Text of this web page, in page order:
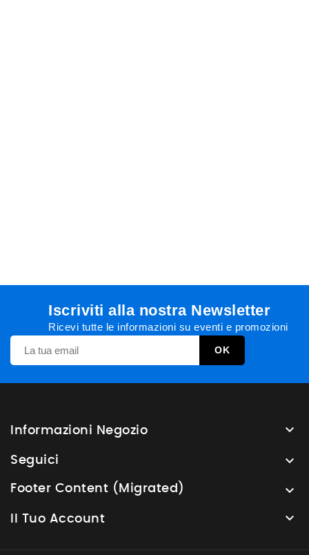
Iscriviti alla nostra Newsletter
Ricevi tutte le informazioni su eventi e promozioni
Informazioni Negozio 
Seguici 
Footer Content (Migrated) 
Il Tuo Account 